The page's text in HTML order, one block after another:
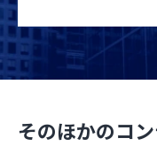
そのほかのコ